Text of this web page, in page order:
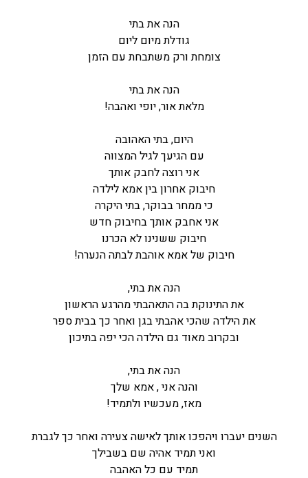
הנה את בתי
גודלת מיום ליום
צומחת ורק משתבחת עם הזמן
הנה את בתי
מלאת אור, יופי ואהבה!
היום, בתי האהובה
עם הגיעך לגיל המצווה
אני רוצה לחבק אותך
חיבוק אחרון בין אמא לילדה
כי ממחר בבוקר, בתי היקרה
אני אחבק אותך בחיבוק חדש
חיבוק ששנינו לא הכרנו
חיבוק של אמא אוהבת לבתה הנערה!
הנה את בתי,
את התינוקת בה התאהבתי מהרגע הראשון
את הילדה שהכי אהבתי בגן ואחר כך בבית ספר
ובקרוב מאוד גם הילדה הכי יפה בתיכון
הנה את בתי,
והנה אני , אמא שלך
מאז, מעכשיו ולתמיד!
השנים יעברו ויהפכו אותך לאישה צעירה ואחר כך לגברת
ואני תמיד אהיה שם בשבילך
תמיד עם כל האהבה